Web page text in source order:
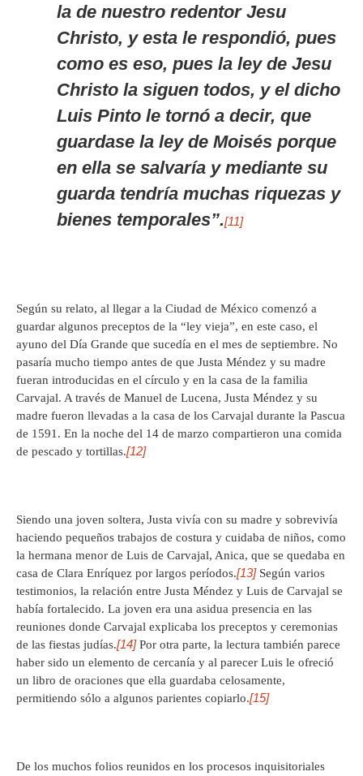
la de nuestro redentor Jesu
Christo, y esta le respondió, pues
como es eso, pues la ley de Jesu
Christo la siguen todos, y el dicho
Luis Pinto le tornó a decir, que
guardase la ley de Moisés porque
en ella se salvaría y mediante su
guarda tendría muchas riquezas y
bienes temporales”.[11]
Según su relato, al llegar a la Ciudad de México comenzó a
guardar algunos preceptos de la “ley vieja”, en este caso, el
ayuno del Día Grande que sucedía en el mes de septiembre. No
pasaría mucho tiempo antes de que Justa Méndez y su madre
fueran introducidas en el círculo y en la casa de la familia
Carvajal. A través de Manuel de Lucena, Justa Méndez y su
madre fueron llevadas a la casa de los Carvajal durante la Pascua
de 1591. En la noche del 14 de marzo compartieron una comida
de pescado y tortillas.[12]
Siendo una joven soltera, Justa vivía con su madre y sobrevivía
haciendo pequeños trabajos de costura y cuidaba de niños, como
la hermana menor de Luis de Carvajal, Anica, que se quedaba en
casa de Clara Enríquez por largos períodos.[13]Según varios
testimonios, la relación entre Justa Méndez y Luis de Carvajal se
había fortalecido. La joven era una asidua presencia en las
reuniones donde Carvajal explicaba los preceptos y ceremonias
de las fiestas judías.[14]Por otra parte, la lectura también parece
haber sido un elemento de cercanía y al parecer Luis le ofreció
un libro de oraciones que ella guardaba celosamente,
permitiendo sólo a algunos parientes copiarlo.[15]
De los muchos folios reunidos en los procesos inquisitoriales